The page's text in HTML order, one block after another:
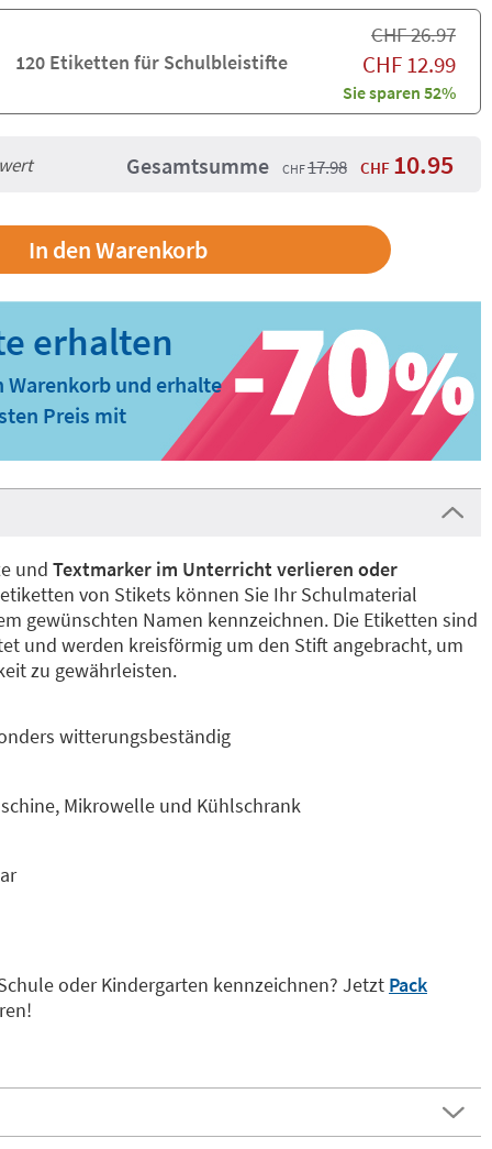
120 Etiketten für Schulbleistifte
CHF26.97
CHF12.99
Sie sparen 52%
Gesamtsumme CHF17.98 CHF 10.95
Warenkorb und erhalte
Preis mit
und Textmarker im Unterricht verlieren oder
von Stikets können Sie Ihr Schulmaterial
gewünschten Namen kennzeichnen. Die Etiketten sind
und werden kreisförmig um den Stift angebracht, um
zu gewährleisten.
witterungsbeständig
Mikrowelle und Kühlschrank
oder Kindergarten kennzeichnen? Jetzt Pack